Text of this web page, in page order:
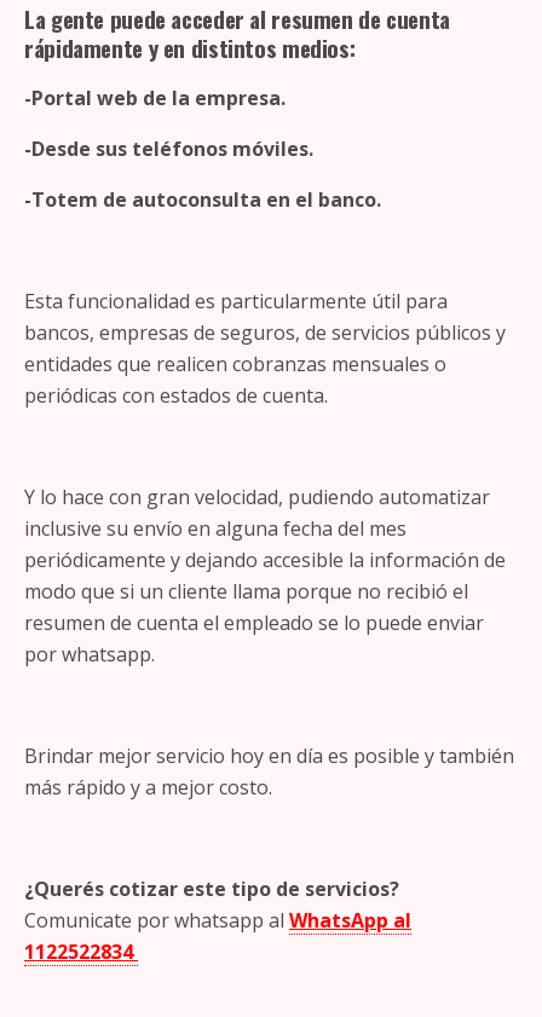
La gente puede acceder al resumen de cuenta
rápidamente y en distintos medios:
-Portal web de la empresa.
-Desde sus teléfonos móviles.
-Totem de autoconsulta en el banco.
Esta funcionalidad es particularmente útil para
bancos, empresas de seguros, de servicios públicos y
entidades que realicen cobranzas mensuales o
periódicas con estados de cuenta.
Y lo hace con gran velocidad, pudiendo automatizar
inclusive su envío en alguna fecha del mes
periódicamente y dejando accesible la información de
modo que si un cliente llama porque no recibió el
resumen de cuenta el empleado se lo puede enviar
por whatsapp.
Brindar mejor servicio hoy en día es posible y también
más rápido y a mejor costo.
¿Querés cotizar este tipo de servicios?
Comunicate por whatsapp al WhatsApp al
1122522834